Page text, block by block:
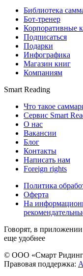
Библиотека
Бот-тренер
Корпоративные
Подписаться
Подарки
Инфографика
Магазин книг
Компаниям
Smart Reading
Что такое
Сервис Smart
О нас
Вакансии
Блог
Контакты
Написать нам
Foreign rights
Политика
Оферта
На
Говорят, в приложении
еще удобнее
© ООО «Смарт
Правовая поддержка: